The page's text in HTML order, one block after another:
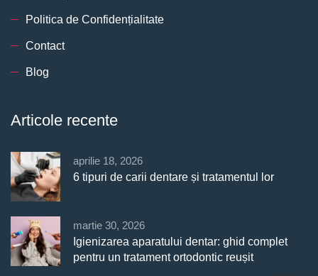
Politica de Confidențialitate
Contact
Blog
Articole recente
aprilie 18, 2026
6 tipuri de carii dentare și tratamentul lor
martie 30, 2026
Igienizarea aparatului dentar: ghid complet
pentru un tratament ortodontic reușit